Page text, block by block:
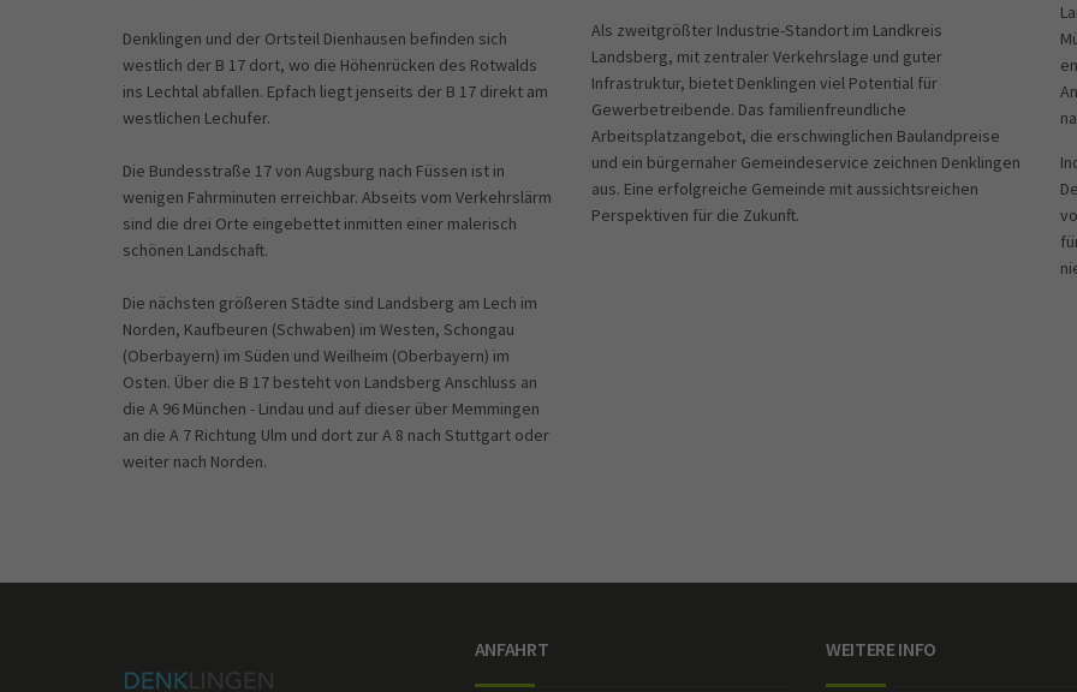
Denklingen und der Ortsteil Dienhausen befinden sich
westlich der B 17 dort, wo die Höhenrücken des Rotwalds
ins Lechtal abfallen. Epfach liegt jenseits der B 17 direkt am
westlichen Lechufer.
Die Bundesstraße 17 von Augsburg nach Füssen ist in
wenigen Fahrminuten erreichbar. Abseits vom Verkehrslärm
sind die drei Orte eingebettet inmitten einer malerisch
schönen Landschaft.
Die nächsten größeren Städte sind Landsberg am Lech im
Norden, Kaufbeuren (Schwaben) im Westen, Schongau
(Oberbayern) im Süden und Weilheim (Oberbayern) im
Osten. Über die B 17 besteht von Landsberg Anschluss an
die A 96 München - Lindau und auf dieser über Memmingen
an die A 7 Richtung Ulm und dort zur A 8 nach Stuttgart oder
weiter nach Norden.
Als zweitgrößter Industrie-Standort im Landkreis
Landsberg, mit zentraler Verkehrslage und guter
Infrastruktur, bietet Denklingen viel Potential für
Gewerbetreibende. Das familienfreundliche
Arbeitsplatzangebot, die erschwinglichen Baulandpreise
und ein bürgernaher Gemeindeservice zeichnen Denklingen
aus. Eine erfolgreiche Gemeinde mit aussichtsreichen
Perspektiven für die Zukunft.
ANFAHRT WEITERE INFO